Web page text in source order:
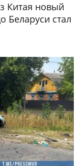
Китая новый
Беларуси стал